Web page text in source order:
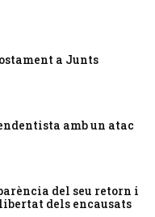
a Junts
amb un atac
del seu retorn i
dels encausats